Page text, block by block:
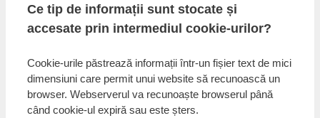
Ce tip de informații sunt stocate și
accesate prin intermediul cookie-urilor?
Cookie-urile păstrează informații într-un fișier text de mici
dimensiuni care permit unui website să recunoască un
browser. Webserverul va recunoaște browserul până
când cookie-ul expiră sau este șters.